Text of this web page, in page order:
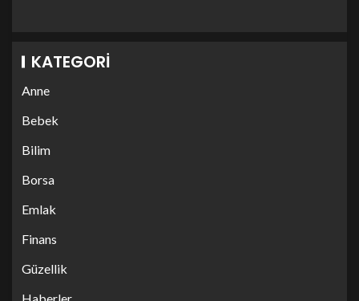
KATEGORI
Anne
Bebek
Bilim
Borsa
Emlak
Finans
Güzellik